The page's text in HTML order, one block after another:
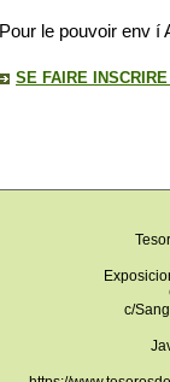
Pour le pouvoir env í
SE FAIRE
c/